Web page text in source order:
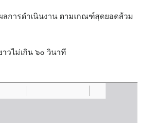
ลการดำเนินงาน ตามเกณฑ์สุดยอดส้วม
วไม่เกิน ๖๐ วินาที